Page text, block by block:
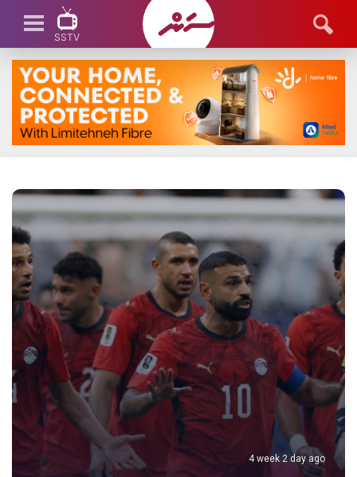
SSTV
SSTV LIVE
4 week 2 day ago